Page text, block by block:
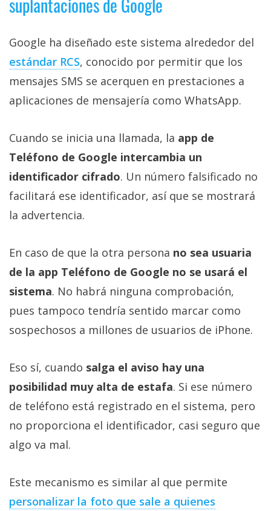
suplantaciones de Google
Google ha diseñado este sistema alrededor del
estándar RCS‎, conocido por permitir que los
mensajes SMS se acerquen en prestaciones a
aplicaciones de mensajería como WhatsApp.
Cuando se inicia una llamada, la app de
Teléfono de Google intercambia un
identificador cifrado. Un número falsificado no
facilitará ese identificador, así que se mostrará
la advertencia.
En caso de que la otra persona no sea usuaria
de la app Teléfono de Google no se usará el
sistema. No habrá ninguna comprobación,
pues tampoco tendría sentido marcar como
sospechosos a millones de usuarios de iPhone.
Eso sí, cuando salga el aviso hay una
posibilidad muy alta de estafa. Si ese número
de teléfono está registrado en el sistema, pero
no proporciona el identificador, casi seguro que
algo va mal.
Este mecanismo es similar al que permite
personalizar la foto que sale a quienes